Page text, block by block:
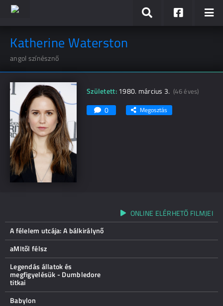
Katherine Waterston
angol színésznő
Született:1980. március 3.(46 éves)
0 Megosztás
ONLINE ELÉRHETŐ FILMJEI
A félelem utcája: A bálkirálynő
aMItől félsz
Legendás állatok és
megfigyelésük - Dumbledore
titkai
Babylon